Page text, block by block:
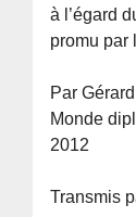
à l’égard
promu par
Par
Monde
2012
Transmis